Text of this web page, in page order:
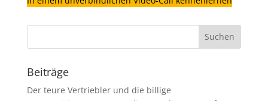
Beiträge
Der teure Vertriebler und die billige